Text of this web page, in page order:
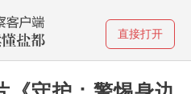
直接打开